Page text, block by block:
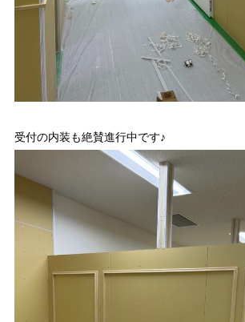
受付の内装も絶賛進行中です♪